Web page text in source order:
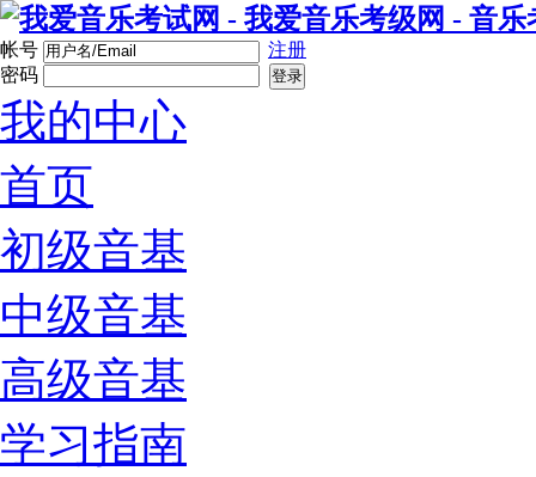
帐号
注册
密码
登录
我的中心
首页
初级音基
中级音基
高级音基
学习指南